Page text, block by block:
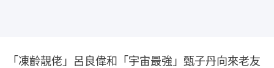
「凍齡靚佬」呂良偉和「宇宙最強」甄子丹向來老友